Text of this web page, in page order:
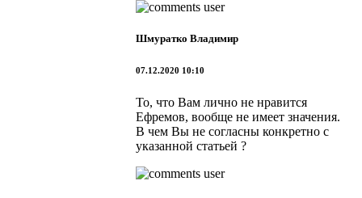
Шмуратко Владимир
07.12.2020 10:10
То, что Вам лично не нравится
Ефремов, вообще не имеет значения.
В чем Вы не согласны конкретно с
указанной статьей ?